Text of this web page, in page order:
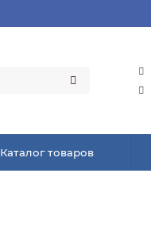
Каталог товаров